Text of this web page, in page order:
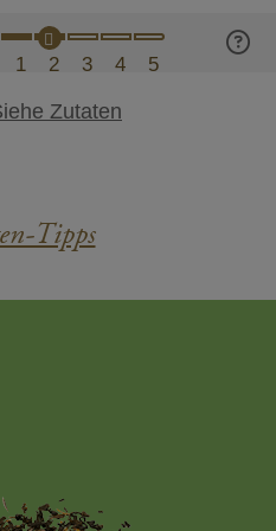
1 2 3 4 5
Zutaten
Tipps